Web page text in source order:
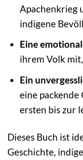
Apachenkrieg
indigene
Eine
ihrem Volk
Ein
eine packende
ersten bis zur
Dieses Buch ist
Geschichte,